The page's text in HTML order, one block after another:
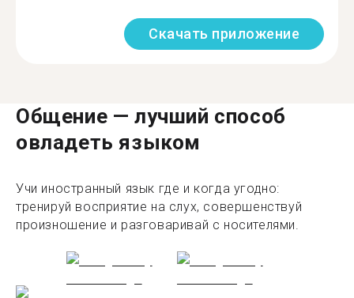
Скачать приложение
Общение — лучший способ
овладеть языком
Учи иностранный язык где и когда угодно:
тренируй восприятие на слух, совершенствуй
произношение и разговаривай с носителями.